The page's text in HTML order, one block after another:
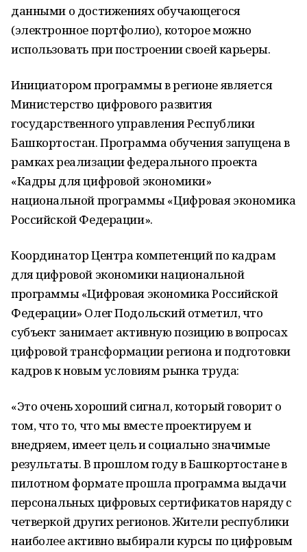
данными о достижениях обучающегося
(электронное портфолио), которое можно
использовать при построении своей карьеры.
Инициатором программы в регионе является
Министерство цифрового развития
государственного управления Республики
Башкортостан. Программа обучения запущена в
рамках реализации федерального проекта
«Кадры для цифровой экономики»
национальной программы «Цифровая экономика
Российской Федерации».
Координатор Центра компетенций по кадрам
для цифровой экономики национальной
программы «Цифровая экономика Российской
Федерации» Олег Подольский отметил, что
субъект занимает активную позицию в вопросах
цифровой трансформации региона и подготовки
кадров к новым условиям рынка труда:
«Это очень хороший сигнал, который говорит о
том, что то, что мы вместе проектируем и
внедряем, имеет цель и социально значимые
результаты. В прошлом году в Башкортостане в
пилотном формате прошла программа выдачи
персональных цифровых сертификатов наряду с
четверкой других регионов. Жители республики
наиболее активно выбирали курсы по цифровым